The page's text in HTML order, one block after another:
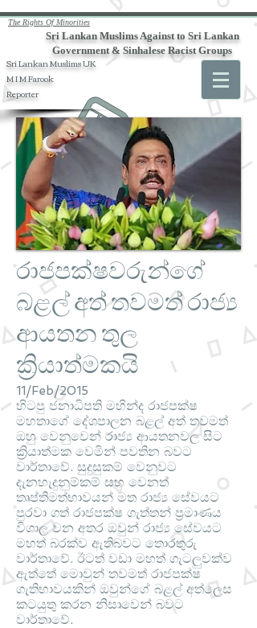
Sri Lankan Muslims UK
M I M Farook
Reporter
Sri Lankan Muslims Against to Sri Lankan
Government & Sinhalese Racist Groups
The Rights Of Minorities
රාජපක්ෂවරුන්ගේ
බළල් අත් තවමත් රාජ්‍ය
ආයතන තුල
ක්‍රියාත්මකයි
11/Feb/2015
හිටපු ජනාධිපති මහින්ද රාජපක්ෂ
මහතාගේ දේශපාලන බළල් අත් තවමත්
ඔහු වෙනුවෙන් රාජ්‍ය ආයතනවල සිට
ක්‍රියාත්මක වෙමින් පවතින බවට
වාර්තාවේ. සුදුසුකම් වෙනුවට
දැනහැදුනුම්කම් සහ වෙනත්
තෘප්තිමත්භාවයන් මත රාජ්‍ය සේවයට
පුරවා ගත් රාජපක්ෂ ගැත්තන් ප්‍රමාණය
විශාල වන අතර ඔවුන් රාජ්‍ය සේවයට
මහත් බරක්ව ඇතිබවට තොරතුරු
වාර්තාවේ. ඊටත් වඩා මහත් ගැටලුවක්ව
ඇත්තේ මොවුන් තවමත් රාජපක්ෂ
ගැතිභාවයකින් ඔවුන්ගේ බළල් අත්ලෙස
කටයුතු කරන නිසාවෙන් බවට
වාර්තාවේ.